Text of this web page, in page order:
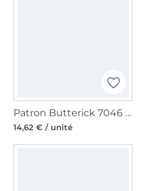
Patron Butterick 7046 haut et pantalon pour femmes, version papier, taille 36-44, en français
14,62 € / unité